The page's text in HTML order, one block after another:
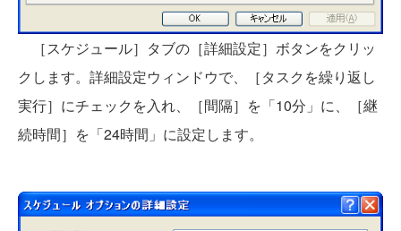
［スケジュール］タブの［詳細設定］ボタンをクリッ
クします。詳細設定ウィンドウで、［タスクを繰り返し
実行］にチェックを入れ、［間隔］を「10分」に、［継
続時間］を「24時間」に設定します。